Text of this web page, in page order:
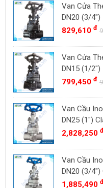
DOUGLAS
LESER
VENN
YOSHITAKE
KITZ
DK VALVE
TIGER
HD FIRE
ETM
TAMAKI
ASAHI
SWISSFLUID
Thụy Sĩ
Ba Lan
Van Cửa
DN20 (3/4")
829,610 đ
Van Cửa
DN15 (1/2")
799,450 đ
Van Cầu
DN25 (1")
Sẵn
2,828,250
Van Cầu
DN20 (3/4")
Có Sẵn
1,885,490